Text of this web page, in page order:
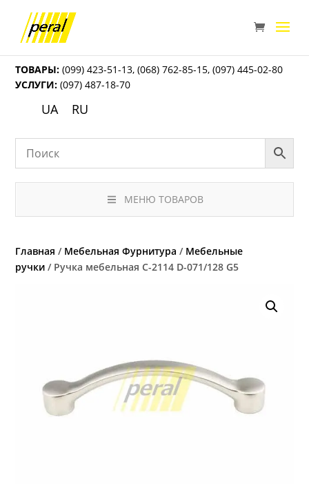
ТОВАРЫ: (099) 423-51-13,(068) 762-85-15,(097) 445-02-80
УСЛУГИ: (097) 487-18-70
UA RU
МЕНЮ ТОВАРОВ
Главная / Мебельная Фурнитура / Мебельные
ручки / Ручка мебельная С-2114 D-071/128 G5